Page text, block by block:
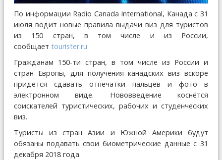
По информации Radio Canada International, Канада с 31
июля водит новые правила выдачи виз для туристов
из 150 стран, в том числе и из России,
сообщает tourister.ru
Гражданам 150-ти стран, в том числе из России и
стран Европы, для получения канадских виз вскоре
придётся сдавать отпечатки пальцев и фото в
электронном виде. Нововведение коснётся
соискателей туристических, рабочих и студенческих
виз.
Туристы из стран Азии и Южной Америки будут
обязаны подавать свои биометрические данные с 31
декабря 2018 года.